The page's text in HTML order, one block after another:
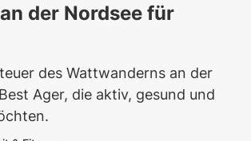
der Nordsee für
des Wattwanderns an der
Ager, die aktiv, gesund und